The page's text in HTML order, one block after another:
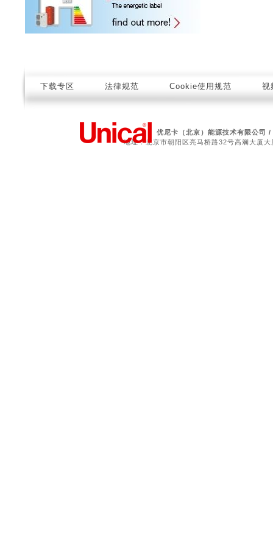
下载专区 法律规范 Cookie使用规范 视
优尼卡（北京）能源技术有限公司
地址：北京市朝阳区亮马桥路32号高斓大